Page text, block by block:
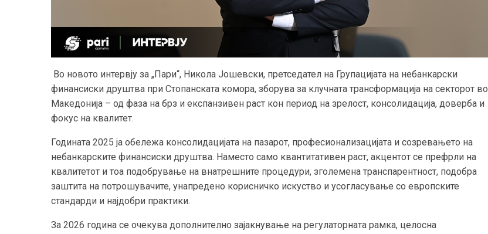
Во новото интервју за „Пари“, Никола Јошевски, претседател на Групацијата на небанкарски
финансиски друштва при Стопанската комора, зборува за клучната трансформација на секторот во
Македонија – од фаза на брз и експанзивен раст кон период на зрелост, консолидација, доверба и
фокус на квалитет.
Годината 2025 ја обележа консолидацијата на пазарот, професионализацијата и созревањето на
небанкарските финансиски друштва. Наместо само квантитативен раст, акцентот се префрли на
квалитетот и тоа подобрување на внатрешните процедури, зголемена транспарентност, подобра
заштита на потрошувачите, унапредено корисничко искуство и усогласување со европските
стандарди и најдобри практики.
За 2026 година се очекува дополнително зајакнување на регулаторната рамка, целосна